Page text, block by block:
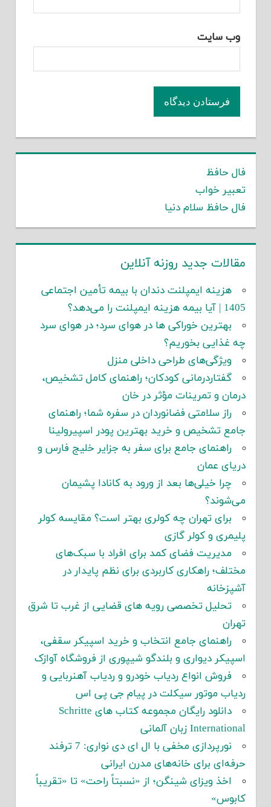
وب‌ سایت
فال حافظ
تعبیر خواب
فال حافظ سلام دنیا
مقالات جدید روزنه آنلاین
هزینه ایمپلنت دندان با بیمه تأمین اجتماعی
1405 | آیا بیمه هزینه ایمپلنت را می‌دهد؟
بهترین خوراکی ها در هوای سرد؛ در هوای سرد
چه غذایی بخوریم؟
ویژگی‌های طراحی داخلی منزل
گفتاردرمانی کودکان؛ راهنمای کامل تشخیص،
درمان و تمرینات مؤثر در خان
راز سلامتی فضانوردان در سفره شما؛ راهنمای
جامع تشخیص و خرید بهترین پودر اسپیرولینا
راهنمای جامع برای سفر به جزایر خلیج فارس و
دریای عمان
چرا خیلی‌ها بعد از ورود به کانادا پشیمان
می‌شوند؟
برای تهران چه کولری بهتر است؟ مقایسه کولر
پلیمری و کولر گازی
مدیریت فضای کمد برای افراد با سبک‌های
مختلف؛ راهکاری کاربردی برای نظم پایدار در
آشپزخانه
تحلیل تخصصی رویه های قضایی از غرب تا شرق
تهران
راهنمای جامع انتخاب و خرید اسپیکر سقفی،
اسپیکر دیواری و بلندگو شیپوری از فروشگاه آوازک
فروش انواع ردیاب خودرو و ردیاب آهنربایی و
ردیاب موتور سیکلت در پیام جی پی اس
دانلود رایگان مجموعه کتاب های Schritte
International زبان آلمانی
نورپردازی مخفی با ال ای دی نواری: 7 ترفند
حرفه‌ای برای خانه‌های مدرن ایرانی
اخذ ویزای شینگن؛ از «نسبتاً راحت» تا «تقریباً
کابوس»